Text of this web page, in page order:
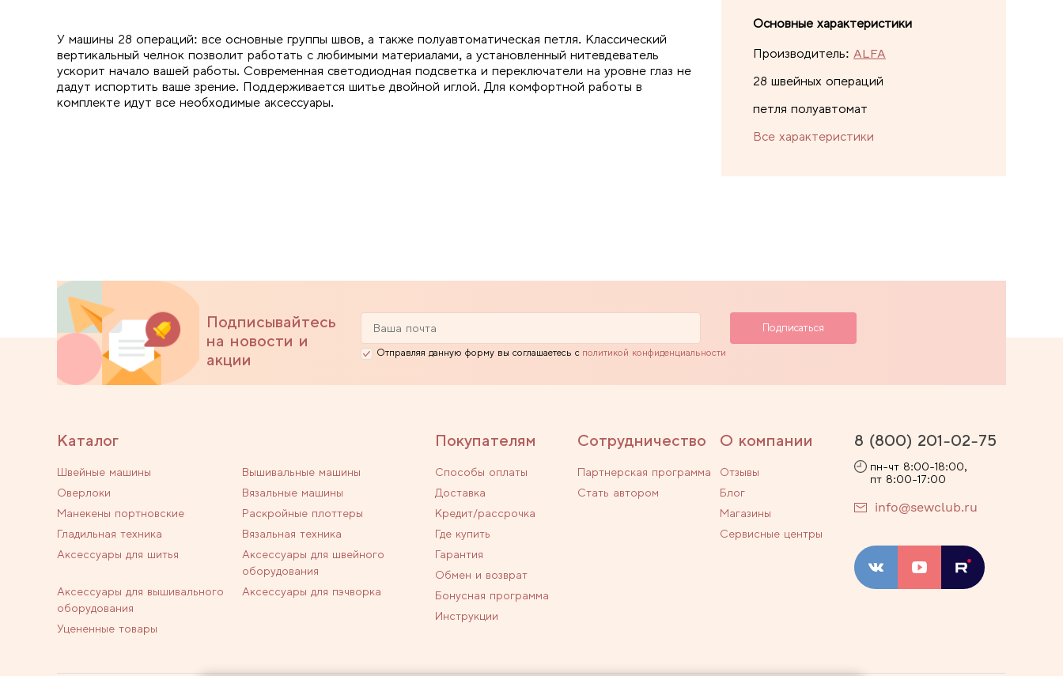
У машины 28 операций: все основные группы швов, а также полуавтоматическая петля. Классический
вертикальный челнок позволит работать с любимыми материалами, а установленный нитевдеватель
ускорит начало вашей работы. Современная светодиодная подсветка и переключатели на уровне глаз не
дадут испортить ваше зрение. Поддерживается шитье двойной иглой. Для комфортной работы в
комплекте идут все необходимые аксессуары.
Основные характеристики
Производитель: ALFA
28 швейных операций
петля полуавтомат
Все характеристики
Подписывайтесь
на новости и
акции
Отправляя данную форму вы соглашаетесь с политикой конфиденциальности
Каталог
Швейные машины
Вышивальные машины
Оверлоки
Вязальные машины
Манекены портновские
Раскройные плоттеры
Гладильная техника
Вязальная техника
Аксессуары для шитья
Аксессуары для швейного
оборудования
Аксессуары для вышивального
оборудования
Аксессуары для пэчворка
Уцененные товары
Покупателям
Способы оплаты
Доставка
Кредит/рассрочка
Где купить
Гарантия
Обмен и возврат
Бонусная программа
Инструкции
Сотрудничество
Партнерская программа
Стать автором
О компании
Отзывы
Блог
Магазины
Сервисные центры
8 (800) 201-02-75
пн-чт 8:00-18:00,
пт 8:00-17:00
info@sewclub.ru